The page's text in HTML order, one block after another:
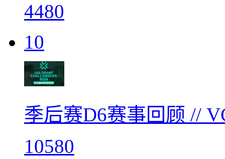
4480
10
季后赛D6赛事回顾 //
10580